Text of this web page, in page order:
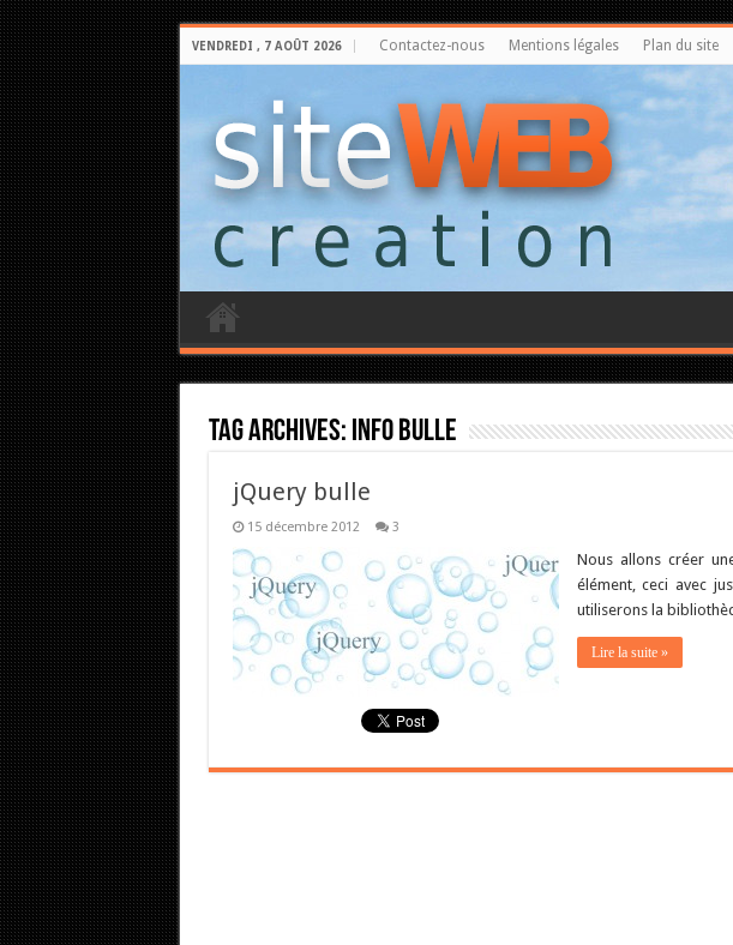
VENDREDI , 7 AOÛT 2026 Contactez-nous Mentions légales Plan du site
Tag Archives: info bulle
jQuery bulle
15 décembre 2012 3
Nous allons créer
élément, ceci avec
utiliserons la
Lire la suite »